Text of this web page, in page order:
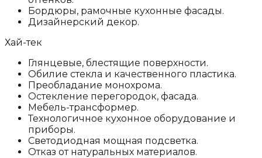
Бордюры, рамочные кухонные фасады.
Дизайнерский декор.
Хай-тек
Глянцевые, блестящие поверхности.
Обилие стекла и качественного пластика.
Преобладание монохрома.
Остекление перегородок, фасада.
Мебель-трансформер.
Технологичное кухонное оборудование и
приборы.
Светодиодная мощная подсветка.
Отказ от натуральных материалов.